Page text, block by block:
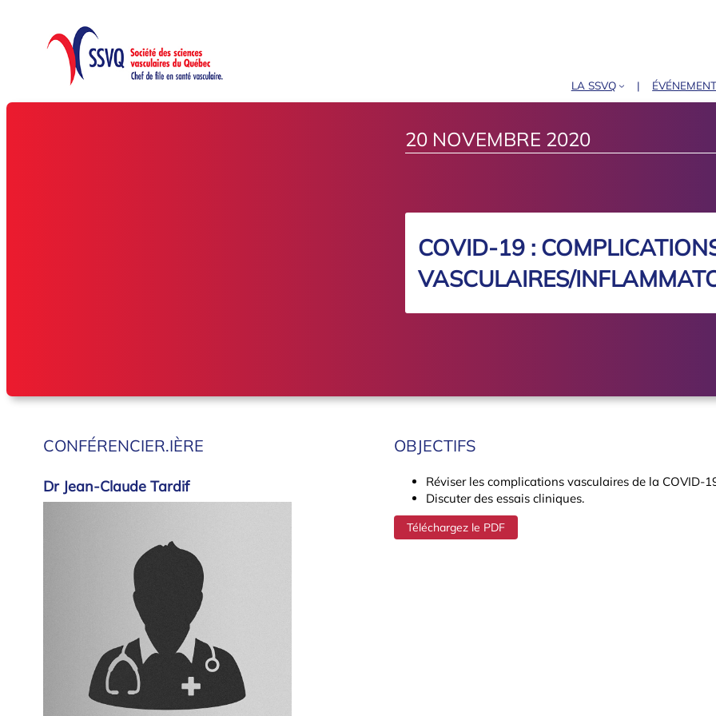
LA SSVQ
20 NOVEMBRE 2020
COVID-19 :
VASCULAIRES/
CONFÉRENCIER.IÈRE
Dr Jean-Claude Tardif
OBJECTIFS
Réviser les complications vasculaires de la COVID-
Discuter des essais cliniques.
Téléchargez le PDF